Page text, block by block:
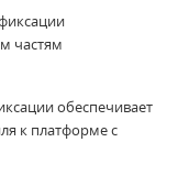
частям
обеспечивает
к платформе с